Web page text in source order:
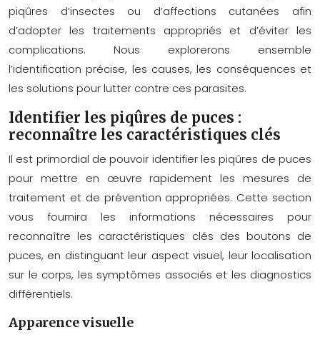
piqûres d’insectes ou d’affections cutanées afin
d’adopter les traitements appropriés et d’éviter les
complications. Nous explorerons ensemble
l’identification précise, les causes, les conséquences et
les solutions pour lutter contre ces parasites.
Identifier les piqûres de puces :
reconnaître les caractéristiques clés
Il est primordial de pouvoir identifier les piqûres de puces
pour mettre en œuvre rapidement les mesures de
traitement et de prévention appropriées. Cette section
vous fournira les informations nécessaires pour
reconnaître les caractéristiques clés des boutons de
puces, en distinguant leur aspect visuel, leur localisation
sur le corps, les symptômes associés et les diagnostics
différentiels.
Apparence visuelle